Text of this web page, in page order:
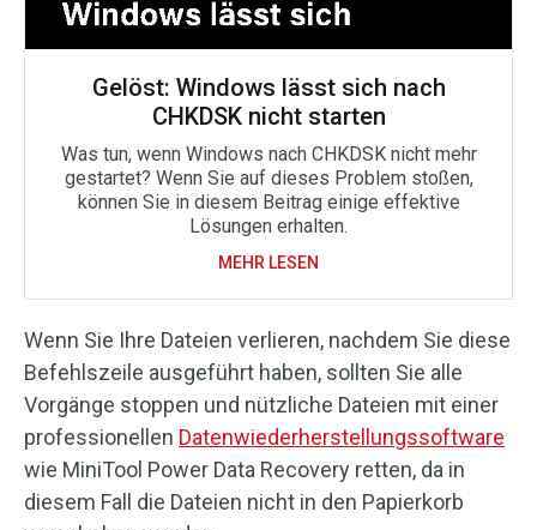
Gelöst: Windows lässt sich nach
CHKDSK nicht starten
Was tun, wenn Windows nach CHKDSK nicht mehr
gestartet? Wenn Sie auf dieses Problem stoßen,
können Sie in diesem Beitrag einige effektive
Lösungen erhalten.
MEHR LESEN
Wenn Sie Ihre Dateien verlieren, nachdem Sie diese
Befehlszeile ausgeführt haben, sollten Sie alle
Vorgänge stoppen und nützliche Dateien mit einer
professionellen Datenwiederherstellungssoftware
wie MiniTool Power Data Recovery retten, da in
diesem Fall die Dateien nicht in den Papierkorb